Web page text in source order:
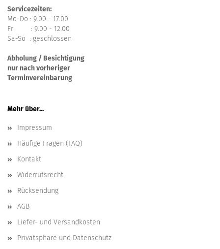
Servicezeiten:
Mo-Do : 9.00 - 17.00
Fr : 9.00 - 12.00
Sa-So : geschlossen
Abholung / Besichtigung
nur nach vorheriger
Terminvereinbarung
Mehr über...
Impressum
Häufige Fragen (FAQ)
Kontakt
Widerrufsrecht
Rücksendung
AGB
Liefer- und Versandkosten
Privatsphäre und Datenschutz